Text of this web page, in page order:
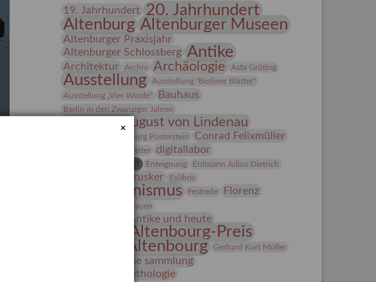
19. Jahrhundert 20. Jahrhundert
Altenburg Altenburger Museen
Altenburger Praxisjahr
Altenburger Schlossberg Antike
Architektur Archiv Archäologie Asta Gröting
Ausstellung
Ausstellung "Berliner Blätter"
Ausstellung „Vier Winde“
Bauhaus
Berlin in den Zwanziger Jahren
Bernhard August von Lindenau
Burg Posterstein Conrad Felixmüller
Der Blaue Reiter
digitallabor
Entartete Kunst
Enteignung
Erdmann Julius Dietrich
estrusker Exlibris
Expressionismus Festrede Florenz
frauen
Frauen in der Antike und heute
Gerhard-Altenbourg-Preis
Gerhard Altenbourg
Gerhard Kurt Müller
grafische sammlung
griechische Mythologie
×